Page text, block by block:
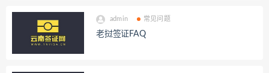
admin 常见问题
老挝签证FAQ